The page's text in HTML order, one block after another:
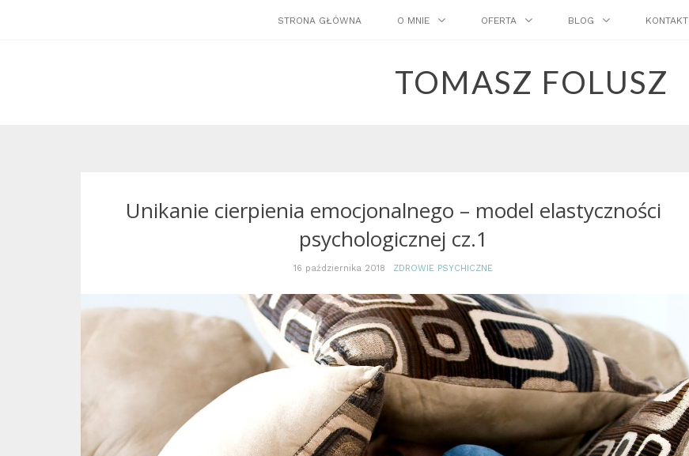
STRONA GŁÓWNA O MNIE OFERTA BLOG KONTAKT
TOMASZ FOLUSZ
Unikanie cierpienia emocjonalnego – model elastyczności
psychologicznej cz.1
16 października 2018 ZDROWIE PSYCHICZNE